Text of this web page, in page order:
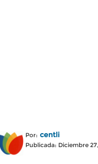
Por: centli
Publicada: Diciembre